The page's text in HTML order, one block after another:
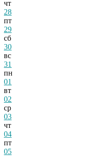
чт
28
пт
29
сб
30
вс
31
пн
01
вт
02
ср
03
чт
04
пт
05